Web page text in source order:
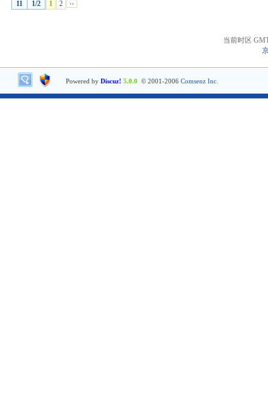
11 1/2 1 2 ››
当前时区
Powered by Discuz! 5.0.0 © 2001-2006 Comsenz Inc.